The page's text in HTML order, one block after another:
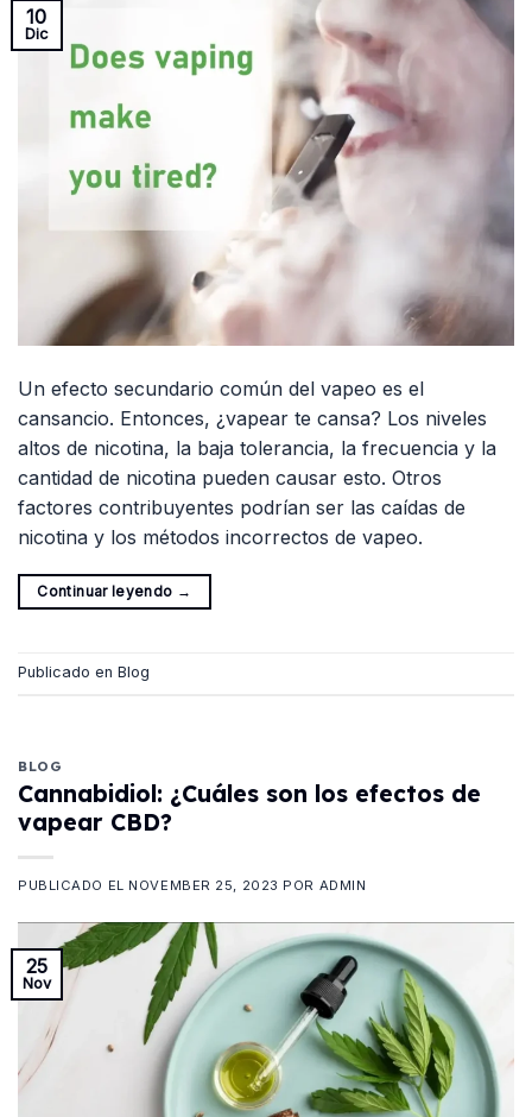
10
Dic
Un efecto secundario común del vapeo es el
cansancio. Entonces, ¿vapear te cansa? Los niveles
altos de nicotina, la baja tolerancia, la frecuencia y la
cantidad de nicotina pueden causar esto. Otros
factores contribuyentes podrían ser las caídas de
nicotina y los métodos incorrectos de vapeo.
Continuar leyendo →
Publicado en Blog
BLOG
Cannabidiol: ¿Cuáles son los efectos de
vapear CBD?
PUBLICADO EL NOVEMBER 25, 2023 POR ADMIN
25
Nov